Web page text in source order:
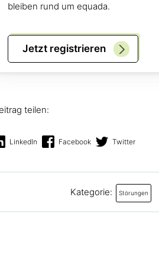
bleiben rund um equada.
Jetzt registrieren
teilen:
LinkedIn Facebook Twitter
Kategorie: Störungen